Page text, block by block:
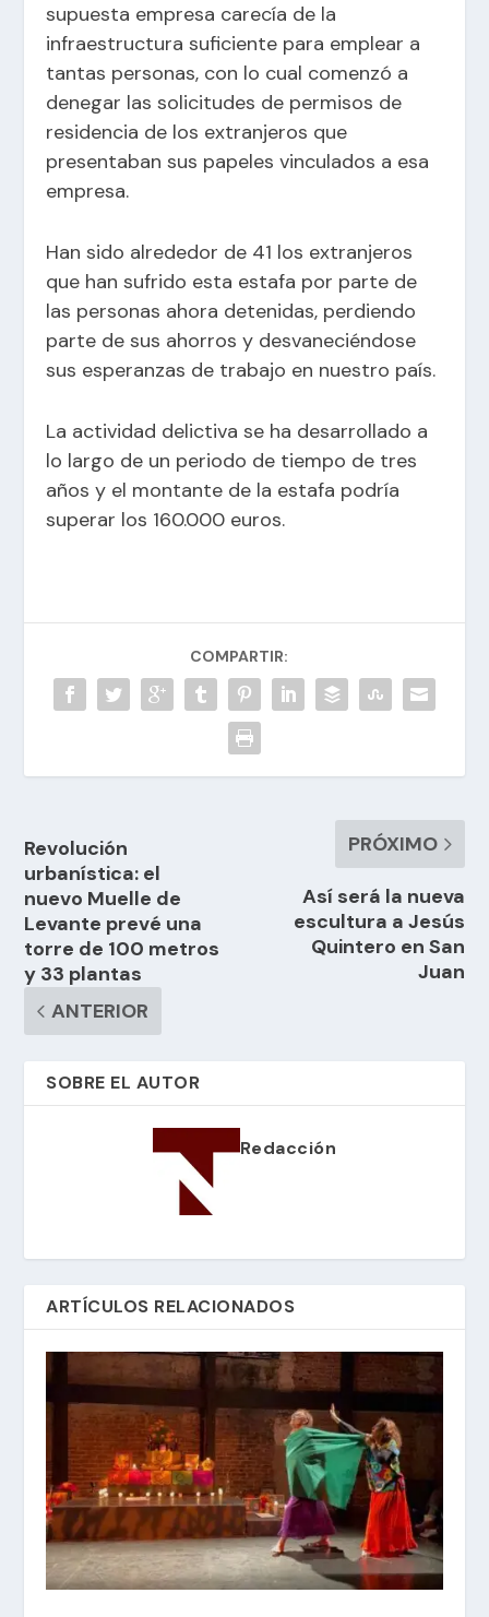
supuesta empresa carecía de la
infraestructura suficiente para emplear a
tantas personas, con lo cual comenzó a
denegar las solicitudes de permisos de
residencia de los extranjeros que
presentaban sus papeles vinculados a esa
empresa.
Han sido alrededor de 41 los extranjeros
que han sufrido esta estafa por parte de
las personas ahora detenidas, perdiendo
parte de sus ahorros y desvaneciéndose
sus esperanzas de trabajo en nuestro país.
La actividad delictiva se ha desarrollado a
lo largo de un periodo de tiempo de tres
años y el montante de la estafa podría
superar los 160.000 euros.
COMPARTIR:
Revolución
urbanística: el
nuevo Muelle de
Levante prevé una
torre de 100 metros
y 33 plantas
ANTERIOR
PRÓXIMO
Así será la nueva
escultura a Jesús
Quintero en San
Juan
SOBRE EL AUTOR
Redacción
ARTÍCULOS RELACIONADOS